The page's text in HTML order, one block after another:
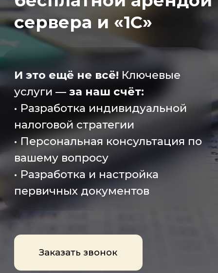
• Разработка индивидуальной
налоговой стратегии
• Персональная консультация по
вашему вопросу
Заказать звонок